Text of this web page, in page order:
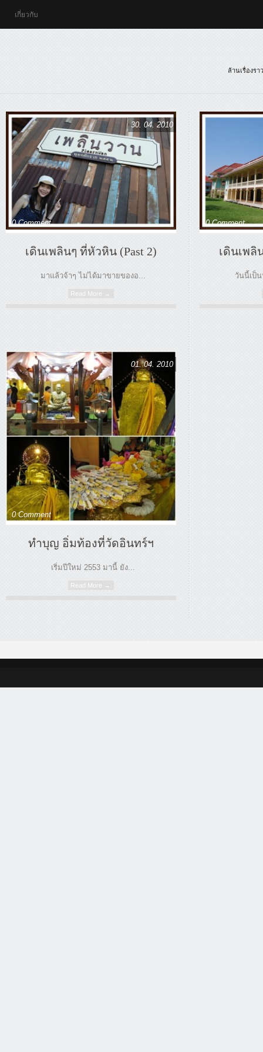
เกี่ยวกับ
ล้านเรื่องร
30. 04. 2010
0 Comment
เดินเพลินๆ ที่หัวหิน (Past 2)
มาแล้วจ้าๆ ไม่ได้มาขายของอ...
Read More →
0 Comment
เดินเพลิ
วันนี้เป็
01. 04. 2010
0 Comment
ทำบุญ อิ่มท้องที่วัดอินทร์ฯ
เริ่มปีใหม่ 2553 มานี้ ยัง...
Read More →